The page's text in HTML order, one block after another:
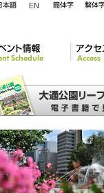
ス